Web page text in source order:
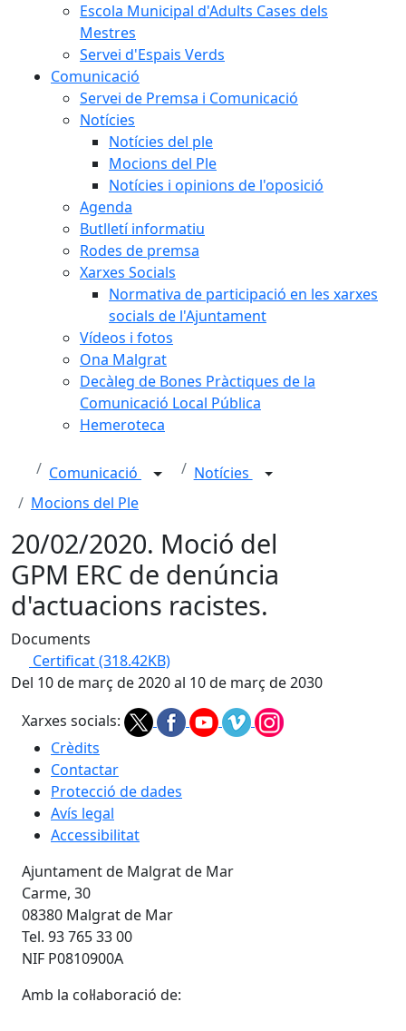
Escola Municipal d'Adults Cases dels
Mestres
Servei d'Espais Verds
Comunicació
Servei de Premsa i Comunicació
Notícies
Notícies del ple
Mocions del Ple
Notícies i opinions de l'oposició
Agenda
Butlletí informatiu
Rodes de premsa
Xarxes Socials
Normativa de participació en les xarxes
socials de l'Ajuntament
Vídeos i fotos
Ona Malgrat
Decàleg de Bones Pràctiques de la
Comunicació Local Pública
Hemeroteca
Comunicació
Notícies
Mocions del Ple
20/02/2020. Moció del
GPM ERC de denúncia
d'actuacions racistes.
Documents
Certificat(318.42KB)
Del 10 de març de 2020 al 10 de març de 2030
Xarxes socials:
Crèdits
Contactar
Protecció de dades
Avís legal
Accessibilitat
Ajuntament de Malgrat de Mar
Carme, 30
08380 Malgrat de Mar
Tel. 93 765 33 00
NIF P0810900A
Amb la col·laboració de: